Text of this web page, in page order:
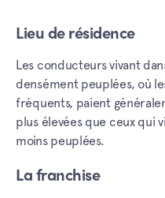
Lieu de résidence
Les conducteurs vivant
densément peuplées, où
fréquents, paient
plus élevées que ceux qui
moins peuplées.
La franchise